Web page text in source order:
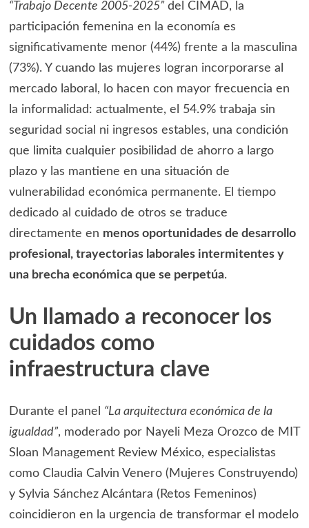
“Trabajo Decente 2005-2025”del CIMAD, la
participación femenina en la economía es
significativamente menor (44%) frente a la masculina
(73%). Y cuando las mujeres logran incorporarse al
mercado laboral, lo hacen con mayor frecuencia en
la informalidad: actualmente, el 54.9% trabaja sin
seguridad social ni ingresos estables, una condición
que limita cualquier posibilidad de ahorro a largo
plazo y las mantiene en una situación de
vulnerabilidad económica permanente. El tiempo
dedicado al cuidado de otros se traduce
directamente en menos oportunidades de desarrollo
profesional, trayectorias laborales intermitentes y
una brecha económica que se perpetúa.
Un llamado a reconocer los
cuidados como
infraestructura clave
Durante el panel “La arquitectura económica de la
igualdad”, moderado por Nayeli Meza Orozco de MIT
Sloan Management Review México, especialistas
como Claudia Calvin Venero (Mujeres Construyendo)
y Sylvia Sánchez Alcántara (Retos Femeninos)
coincidieron en la urgencia de transformar el modelo